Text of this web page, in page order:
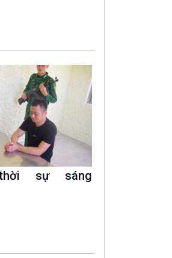
sự sáng